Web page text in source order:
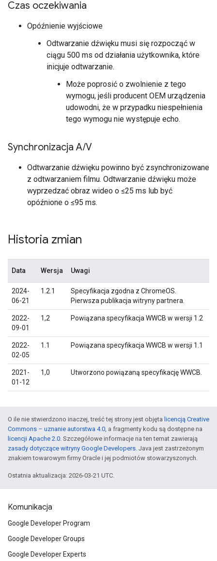
Czas oczekiwania
Opóźnienie wyjściowe
Odtwarzanie dźwięku musi się rozpocząć w
ciągu 500 ms od działania użytkownika, które
inicjuje odtwarzanie.
Może poprosić o zwolnienie z tego
wymogu, jeśli producent OEM urządzenia
udowodni, że w przypadku niespełnienia
tego wymogu nie występuje echo.
Synchronizacja A/V
Odtwarzanie dźwięku powinno być zsynchronizowane
z odtwarzaniem filmu. Odtwarzanie dźwięku może
wyprzedzać obraz wideo o ≤25 ms lub być
opóźnione o ≤95 ms.
Historia zmian
Data Wersja Uwagi
2024-
06-21
1.2.1
Specyfikacja zgodna z ChromeOS.
Pierwsza publikacja witryny partnera.
2022-
09-01
1,2 Powiązana specyfikacja WWCB w wersji 1.2
2022-
02-05
1.1 Powiązana specyfikacja WWCB w wersji 1.1
2021-
01-12
1,0 Utworzono powiązaną specyfikację WWCB.
O ile nie stwierdzono inaczej, treść tej strony jest objęta licencją Creative
Commons – uznanie autorstwa 4.0, a fragmenty kodu są dostępne na
licencji Apache 2.0. Szczegółowe informacje na ten temat zawierają
zasady dotyczące witryny Google Developers. Java jest zastrzeżonym
znakiem towarowym firmy Oracle i jej podmiotów stowarzyszonych.
Ostatnia aktualizacja: 2026-03-21 UTC.
Komunikacja
Google Developer Program
Google Developer Groups
Google Developer Experts